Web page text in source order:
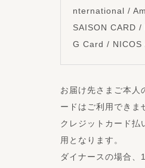
nternational /
SAISON CARD
G Card / NICOS
お届け先さまご本人
ードはご利用できま
クレジットカード払
用となります。
ダイナースの場合